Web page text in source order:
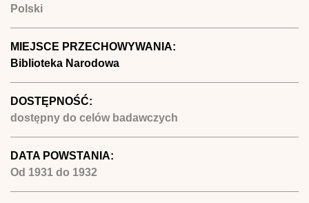
Polski
MIEJSCE PRZECHOWYWANIA:
Biblioteka Narodowa
DOSTĘPNOŚĆ:
dostępny do celów badawczych
DATA POWSTANIA:
Od 1931 do 1932